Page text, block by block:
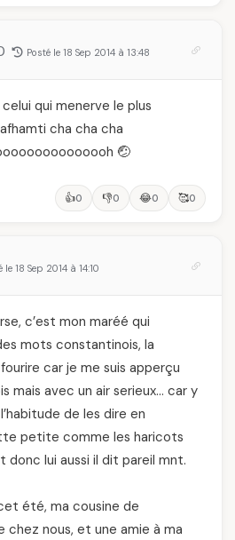
Posté le 18 Sep 2014 à 13:48
qui menerve le plus
cha cha cha
🤕
👍0 👎0 😂0 🥰0
le 18 Sep 2014 à 14:10
c’est mon maréé qui
mots constantinois, la
car je me suis apperçu
mais avec un air serieux… car y
de les dire en
petite comme les haricots
donc lui aussi il dit pareil mnt.
été, ma cousine de
nous, et une amie à ma